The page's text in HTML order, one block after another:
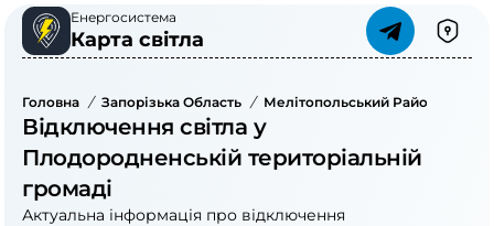
Енергосистема
Карта світла
Головна / Запорізька Область / Мелітопольський Район
Відключення світла у
Плодородненській територіальній
громаді
Актуальна інформація про відключення